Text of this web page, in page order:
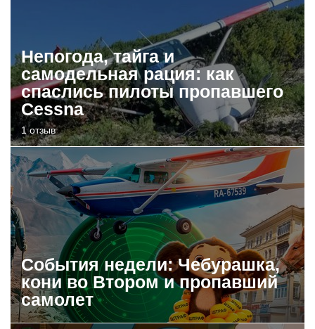
Непогода, тайга и
самодельная рация: как
спаслись пилоты пропавшего
Cessna
1 отзыв
События недели: Чебурашка,
кони во Втором и пропавший
самолет